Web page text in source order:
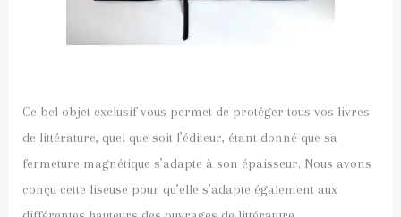
Ce bel objet exclusif vous permet de protéger tous vos livres
de littérature, quel que soit l’éditeur, étant donné que sa
fermeture magnétique s’adapte à son épaisseur. Nous avons
conçu cette liseuse pour qu’elle s’adapte également aux